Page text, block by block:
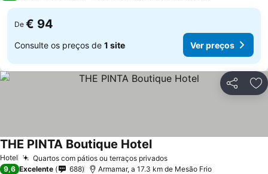
De € 94
Consulte os preços de 1 site Ver preços
Partilhar
Hotel Quartos com pátios ou terraços privados
THE PINTA Boutique Hotel
9,6 Excelente 688 Armamar, a 17.3 km de Mesão Frio